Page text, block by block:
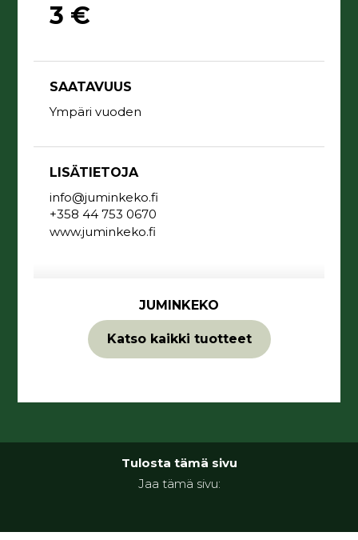
3 €
SAATAVUUS
Ympäri vuoden
LISÄTIETOJA
info@juminkeko.fi
+358 44 753 0670
www.juminkeko.fi
JUMINKEKO
Katso kaikki tuotteet
Tulosta tämä sivu
Jaa tämä sivu: